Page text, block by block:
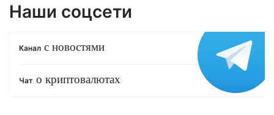
Наши соцсети
Канал с новостями
Чат о криптовалютах